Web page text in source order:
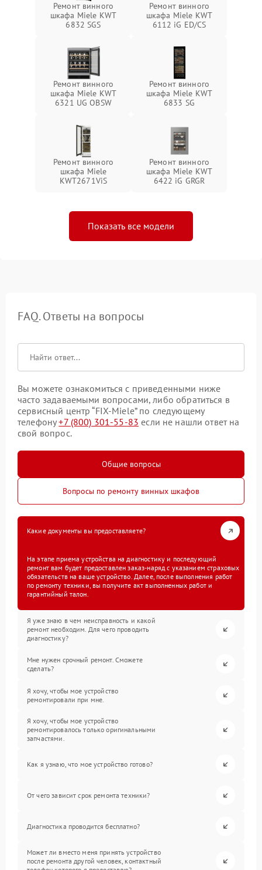
Ремонт винного
шкафа Miele KWT
6832 SGS
Ремонт винного
шкафа Miele KWT
6112 iG ED/CS
Ремонт винного
шкафа Miele KWT
6321 UG OBSW
Ремонт винного
шкафа Miele KWT
6833 SG
Ремонт винного
шкафа Miele
KWT2671ViS
Ремонт винного
шкафа Miele KWT
6422 iG GRGR
Показать все модели
FAQ. Ответы на вопросы
Вы можете ознакомиться с приведенными ниже
часто задаваемыми вопросами, либо обратиться в
сервисный центр “FIX-Miele” по следующему
телефону+7 (800) 301-55-83 если не нашли ответ на
свой вопрос.
Общие вопросы
Вопросы по ремонту винных шкафов
Какие документы вы предоставляете?
На этапе приема устройства на диагностику и последующий
ремонт вам будет предоставлен заказ-наряд с указанием страховых
обязательств на ваше устройство. Далее, после выполнения работ
по ремонту техники, вы получите акт выполненных работ и
гарантийный талон.
Я уже знаю в чем неисправность и какой
ремонт необходим. Для чего проводить
диагностику?
Мне нужен срочный ремонт. Сможете
сделать?
Я хочу, чтобы мое устройство
ремонтировали при мне.
Я хочу, чтобы мое устройство
ремонтировалось только оригинальными
запчастями.
Как я узнаю, что мое устройство готово?
От чего зависит срок ремонта техники?
Диагностика проводится бесплатно?
Может ли вместо меня принять устройство
после ремонта другой человек, контактный